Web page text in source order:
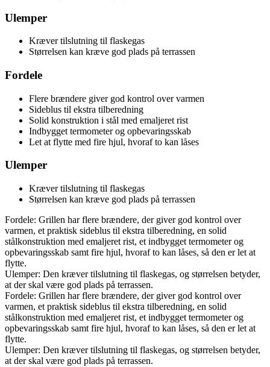
Ulemper
Kræver tilslutning til flaskegas
Størrelsen kan kræve god plads på terrassen
Fordele
Flere brændere giver god kontrol over varmen
Sideblus til ekstra tilberedning
Solid konstruktion i stål med emaljeret rist
Indbygget termometer og opbevaringsskab
Let at flytte med fire hjul, hvoraf to kan låses
Ulemper
Kræver tilslutning til flaskegas
Størrelsen kan kræve god plads på terrassen
Fordele: Grillen har flere brændere, der giver god kontrol over
varmen, et praktisk sideblus til ekstra tilberedning, en solid
stålkonstruktion med emaljeret rist, et indbygget termometer og
opbevaringsskab samt fire hjul, hvoraf to kan låses, så den er let at
flytte.
Ulemper: Den kræver tilslutning til flaskegas, og størrelsen betyder,
at der skal være god plads på terrassen.
Fordele: Grillen har flere brændere, der giver god kontrol over
varmen, et praktisk sideblus til ekstra tilberedning, en solid
stålkonstruktion med emaljeret rist, et indbygget termometer og
opbevaringsskab samt fire hjul, hvoraf to kan låses, så den er let at
flytte.
Ulemper: Den kræver tilslutning til flaskegas, og størrelsen betyder,
at der skal være god plads på terrassen.